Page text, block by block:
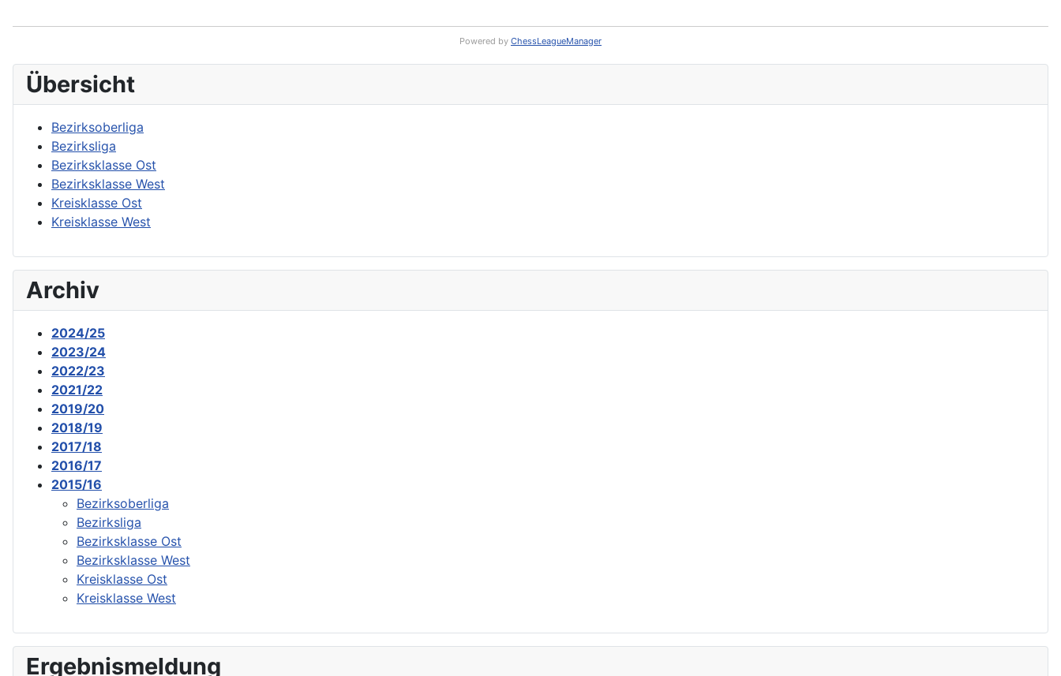
Übersicht
Bezirksoberliga
Bezirksliga
Bezirksklasse Ost
Bezirksklasse West
Kreisklasse Ost
Kreisklasse West
Archiv
2024/25
2023/24
2022/23
2021/22
2019/20
2018/19
2017/18
2016/17
2015/16
Bezirksoberliga
Bezirksliga
Bezirksklasse Ost
Bezirksklasse West
Kreisklasse Ost
Kreisklasse West
Ergebnismeldung
Powered by ChessLeagueManager